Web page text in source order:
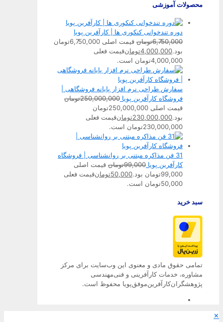
محصولات آموزشی
دوره تندخوانی کنکوری ها | کارآفرین پویا
6,750,000تومان
قیمت اصلی 6,750,000تومان
بود.4,000,000تومانقیمت فعلی
4,000,000تومان است.
سفارش طراحی نرم افزار پایانه فروشگاهی |
فروشگاه کارآفرین پویا 250,000,000تومان
قیمت اصلی 250,000,000تومان
بود.230,000,000تومانقیمت فعلی
230,000,000تومان است.
31 فن مذاکره مبتنی بر روانشناسی | فروشگاه
کارآفرین پویا 99,000تومان قیمت اصلی
99,000تومان بود.
50,000تومانقیمت فعلی
50,000تومان است.
سبد خرید
تمامی حقوق مادی و معنوی این وب‌سایت برای مرکز
مشاوره، خدمات کارآفرینی و فنی‌مهندسی
پژوهشگران‌کارآفرین‌موفق‌پویا محفوظ است.
✕